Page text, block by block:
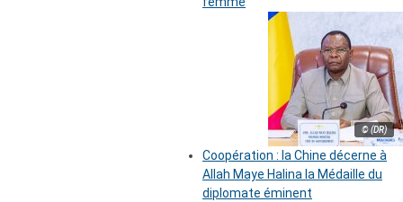
© (DR)
Coopération : la Chine décerne à
Allah Maye Halina la Médaille du
diplomate éminent